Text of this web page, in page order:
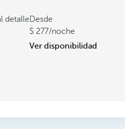
detalleDesde
277/noche
Ver disponibilidad